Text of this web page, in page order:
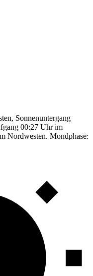
Sonnenuntergang
00:27 Uhr im
Nordwesten. Mondphase: